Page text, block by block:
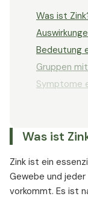
Was ist
Bedeutung
Gruppen
Symptome
Zink-
Wer
Zink und
Zink für den
Zink bei
Zink und
Zink und
Zink und
Zink und
Zink und
Zink und
Zink und
Zink und
Was ist
Zink ist ein
Gewebe und
vorkommt. Es ist